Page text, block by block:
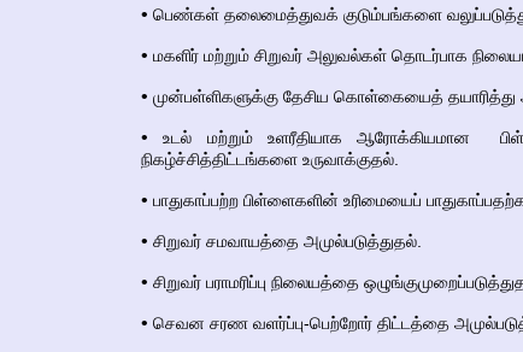
• பெண்கள் தலைமைத்துவக் குடும்பங்களை
• மகளிர் மற்றும் சிறுவர் அலுவல்கள் தொடர்பாக
• முன்பள்ளிகளுக்கு தேசிய கொள்கையைத் தயாரித்து
•உடல் மற்றும் உளரீதியாக ஆரோக்கியமான
நிகழ்ச்சித்திட்டங்களை உருவாக்குதல்.
• பாதுகாப்பற்ற பிள்ளைகளின் உரிமையைப்
• சிறுவர் சமவாயத்தை அமுல்படுத்துதல்.
• சிறுவர் பராமரிப்பு நிலையத்தை
• செவன சரண வளர்ப்பு-பெற்றோர் திட்டத்தை